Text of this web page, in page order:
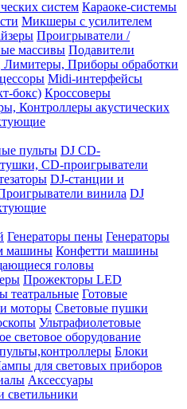
систем Караоке-системы
Микшеры с усилителем
Проигрыватели /
массивы Подавители
Лимитеры, Приборы обработки
Midi-интерфейсы
бокс) Кроссоверы
Контроллеры акустических
пульты DJ CD-
CD-проигрыватели
DJ-станции и
винила DJ
Генераторы пены Генераторы
машины Конфетти машины
головы
Прожекторы LED
театральные Готовые
моторы Световые пушки
Ультрафиолетовые
световое оборудование
Блоки
для световых приборов
Аксессуары
светильники